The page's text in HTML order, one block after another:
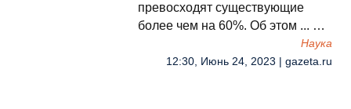
превосходят существующие
более чем на 60%. Об этом ... …
Наука
12:30, Июнь 24, 2023 | gazeta.ru